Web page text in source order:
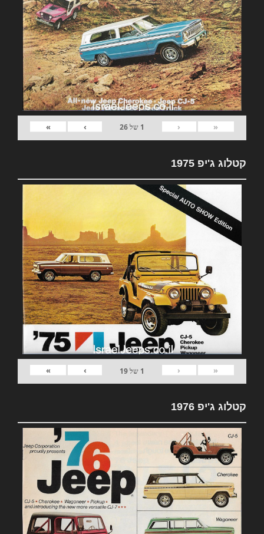
«
‹
1 של26
›
»
קטלוג ג'יפ 1975
«
‹
1 של19
›
»
קטלוג ג'יפ 1976